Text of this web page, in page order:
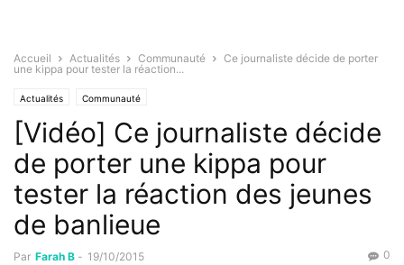
Accueil Actualités Communauté
Ce journaliste décide de porter
une kippa pour tester la réaction...
Actualités Communauté
[Vidéo] Ce journaliste décide
de porter une kippa pour
tester la réaction des jeunes
de banlieue
Par Farah B - 19/10/2015 0